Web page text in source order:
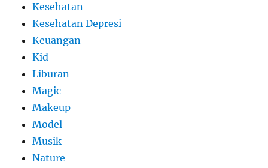
Kesehatan
Kesehatan Depresi
Keuangan
Kid
Liburan
Magic
Makeup
Model
Musik
Nature